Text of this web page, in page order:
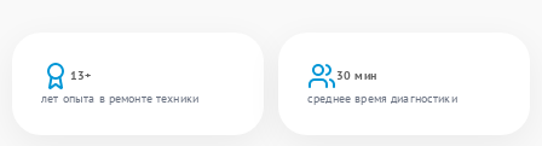
13+
лет опыта в ремонте техники
30 мин
среднее время диагностики